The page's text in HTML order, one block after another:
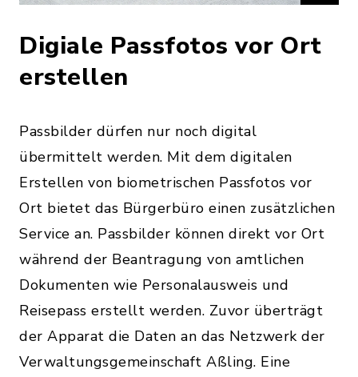
Digiale Passfotos vor Ort
erstellen
Passbilder dürfen nur noch digital
übermittelt werden. Mit dem digitalen
Erstellen von biometrischen Passfotos vor
Ort bietet das Bürgerbüro einen zusätzlichen
Service an. Passbilder können direkt vor Ort
während der Beantragung von amtlichen
Dokumenten wie Personalausweis und
Reisepass erstellt werden. Zuvor überträgt
der Apparat die Daten an das Netzwerk der
Verwaltungsgemeinschaft Aßling. Eine